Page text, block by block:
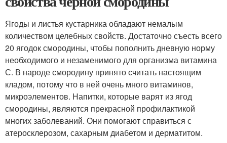
Ягоды и листья кустарника обладают немалым
количеством целебных свойств. Достаточно съесть всего
20 ягодок смородины, чтобы пополнить дневную норму
необходимого и незаменимого для организма витамина
С. В народе смородину принято считать настоящим
кладом, потому что в ней очень много витаминов,
микроэлементов. Напитки, которые варят из ягод
смородины, являются прекрасной профилактикой
многих заболеваний. Они помогают справиться с
атеросклерозом, сахарным диабетом и дерматитом.